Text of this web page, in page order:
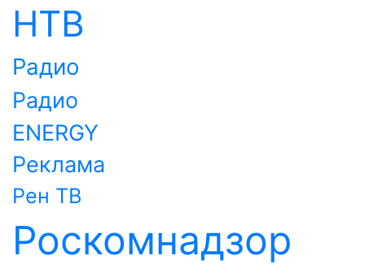
НТВ
Радио
Радио
ENERGY
Реклама
Рен ТВ
Роскомнадзор